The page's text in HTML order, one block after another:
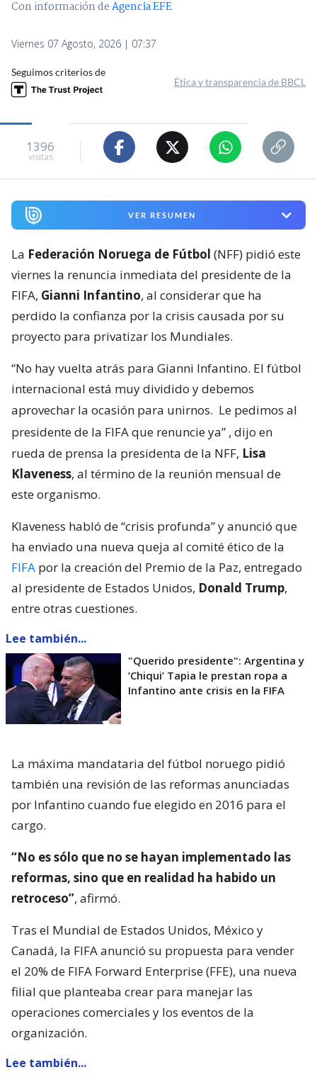
Con información deAgencia EFE
Viernes 07 Agosto, 2026 | 07:37
Seguimos criterios de
Ética y transparencia de BBCL
1396
visitas
VER RESUMEN
La Federación Noruega de Fútbol (NFF) pidió este
viernes la renuncia inmediata del presidente de la
FIFA, Gianni Infantino, al considerar que ha
perdido la confianza por la crisis causada por su
proyecto para privatizar los Mundiales.
“No hay vuelta atrás para Gianni Infantino. El fútbol
internacional está muy dividido y debemos
aprovechar la ocasión para unirnos. Le pedimos al
presidente de la FIFA que renuncie ya” , dijo en
rueda de prensa la presidenta de la NFF, Lisa
Klaveness, al término de la reunión mensual de
este organismo.
Klaveness habló de “crisis profunda” y anunció que
ha enviado una nueva queja al comité ético de la
FIFA por la creación del Premio de la Paz, entregado
al presidente de Estados Unidos, Donald Trump,
entre otras cuestiones.
Lee también...
"Querido presidente": Argentina y
’Chiqui’ Tapia le prestan ropa a
Infantino ante crisis en la FIFA
La máxima mandataria del fútbol noruego pidió
también una revisión de las reformas anunciadas
por Infantino cuando fue elegido en 2016 para el
cargo.
“No es sólo que no se hayan implementado las
reformas, sino que en realidad ha habido un
retroceso”, afirmó.
Tras el Mundial de Estados Unidos, México y
Canadá, la FIFA anunció su propuesta para vender
el 20% de FIFA Forward Enterprise (FFE), una nueva
filial que planteaba crear para manejar las
operaciones comerciales y los eventos de la
organización.
Lee también...